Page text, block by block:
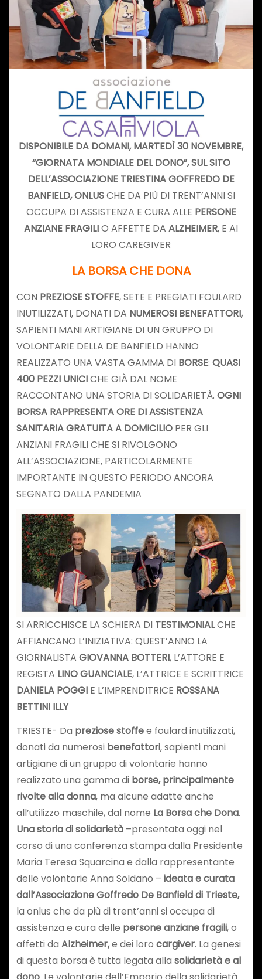
DISPONIBILE DA DOMANI, MARTEDÌ 30 NOVEMBRE,
“GIORNATA MONDIALE DEL DONO”, SUL SITO
DELL’ASSOCIAZIONE TRIESTINA GOFFREDO DE
BANFIELD, ONLUSCHE DA PIÙ DI TRENT’ANNI SI
OCCUPA DI ASSISTENZA E CURA ALLE PERSONE
ANZIANE FRAGILIO AFFETTE DA ALZHEIMER, E AI
LORO CAREGIVER
LA BORSA CHE DONA
CON PREZIOSE STOFFE, SETE E PREGIATI FOULARD
INUTILIZZATI, DONATI DA NUMEROSI BENEFATTORI,
SAPIENTI MANI ARTIGIANE DI UN GRUPPO DI
VOLONTARIE DELLA DE BANFIELD HANNO
REALIZZATO UNA VASTA GAMMA DI BORSE: QUASI
400 PEZZI UNICICHE GIÀ DAL NOME
RACCONTANO UNA STORIA DI SOLIDARIETÀ. OGNI
BORSA RAPPRESENTA ORE DI ASSISTENZA
SANITARIA GRATUITA A DOMICILIOPER GLI
ANZIANI FRAGILI CHE SI RIVOLGONO
ALL’ASSOCIAZIONE, PARTICOLARMENTE
IMPORTANTE IN QUESTO PERIODO ANCORA
SEGNATO DALLA PANDEMIA
SI ARRICCHISCE LA SCHIERA DI TESTIMONIALCHE
AFFIANCANO L’INIZIATIVA: QUEST’ANNO LA
GIORNALISTA GIOVANNA BOTTERI, L’ATTORE E
REGISTA LINO GUANCIALE, L’ATTRICE E SCRITTRICE
DANIELA POGGIE L’IMPRENDITRICE ROSSANA
BETTINI ILLY
TRIESTE- Da preziose stoffee foulard inutilizzati,
donati da numerosibenefattori, sapienti mani
artigiane di un gruppo di volontarie hanno
realizzato una gamma di borse, principalmente
rivolte alla donna, ma alcune adatte anche
all’utilizzo maschile, dal nome La Borsa che Dona.
Una storia di solidarietà –presentata oggi nel
corso di una conferenza stampa dalla Presidente
Maria Teresa Squarcina e dalla rappresentante
delle volontarie Anna Soldano – ideata e curata
dall’Associazione Goffredo De Banfield di Trieste,
la onlus che da più di trent’anni si occupa di
assistenza e cura delle persone anziane fragili, o
affetti da Alzheimer,e dei loro cargiver. La genesi
di questa borsa è tutta legata alla solidarietà e al